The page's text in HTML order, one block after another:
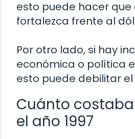
esto puede hacer que
fortalezca frente al
Por otro lado, si hay
económica o política
esto puede debilitar el
Cuánto
el año 1997